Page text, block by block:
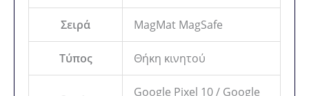
Σειρά MagMat MagSafe
Τύπος Θήκη κινητού
Google Pixel 10 / Google